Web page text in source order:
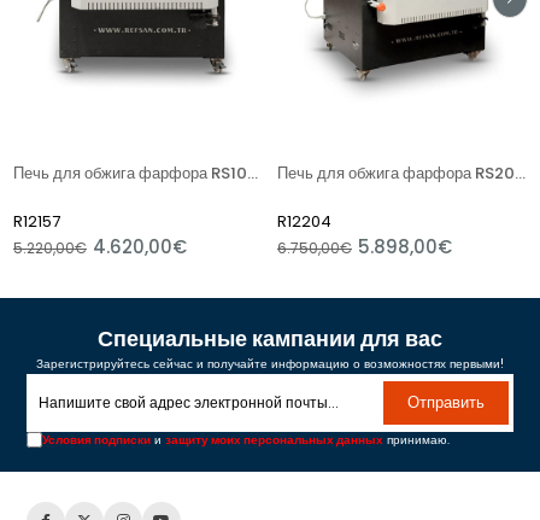
Печь для обжига фарфора RS100 / RSH100
R12157
4.620,00€
5.220,00€
Печь для обжига фарфора RS200 / RSH200
R12204
5.898,00€
6.750,00€
Специальные кампании для вас
Зарегистрируйтесь сейчас и получайте информацию о возможностях первыми!
Отправить
Условия подписки изащиту моих персональных данных принимаю.